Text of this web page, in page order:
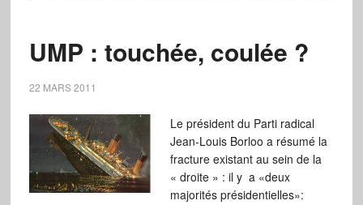
UMP : touchée, coulée ?
22 MARS 2011
Le président du Parti radical
Jean-Louis Borloo a résumé la
fracture existant au sein de la
« droite » : il y a «deux
majorités présidentielles»: